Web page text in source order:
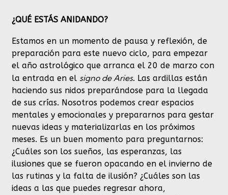
¿QUÉ ESTÁS ANIDANDO?
Estamos en un momento de pausa y reflexión, de
preparación para este nuevo ciclo, para empezar
el año astrológico que arranca el 20 de marzo con
la entrada en el signo de Aries. Las ardillas están
haciendo sus nidos preparándose para la llegada
de sus crías. Nosotros podemos crear espacios
mentales y emocionales y prepararnos para gestar
nuevas ideas y materializarlas en los próximos
meses. Es un buen momento para preguntarnos:
¿Cuáles son los sueños, las esperanzas, las
ilusiones que se fueron opacando en el invierno de
las rutinas y la falta de ilusión? ¿Cuáles son las
ideas a las que puedes regresar ahora,